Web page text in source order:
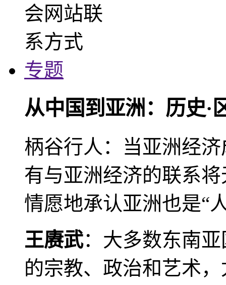
专题
从中国到亚洲：历史·
柄谷行人：当亚洲经
有与亚洲经济的联系
情愿地承认亚洲也是“
王赓武：大多数东南
的宗教、政治和艺术